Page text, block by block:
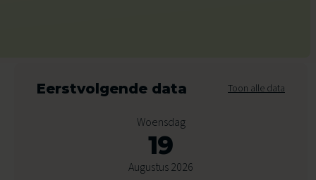
Eerstvolgende data Toon alle data
Woensdag
19
Augustus 2026